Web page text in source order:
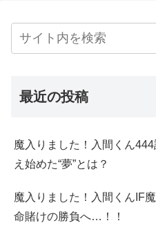
最近の投稿
魔入りました！入間くん
え始めた“夢”とは？
魔入りました！入間くんIF
命賭けの勝負へ…！！